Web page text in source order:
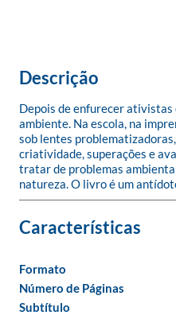
Descrição
Depois de enfurecer
ambiente. Na escola, na
sob lentes
criatividade, superações e
tratar de problemas
natureza. O livro é um
Formato
Número de Páginas
Subtítulo